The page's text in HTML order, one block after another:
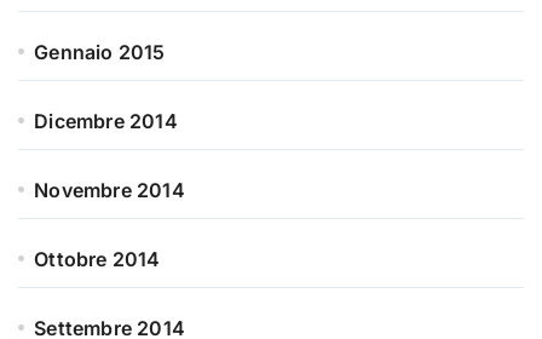
Gennaio 2015
Dicembre 2014
Novembre 2014
Ottobre 2014
Settembre 2014